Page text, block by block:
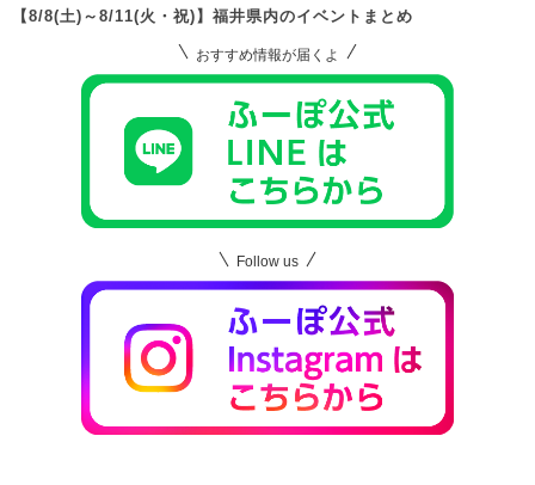
【8/8(土)～8/11(火・祝)】福井県内のイベントまとめ
おすすめ情報が届くよ
Follow us